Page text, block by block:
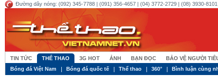
Đường dây nóng: (092) 345-7788 | (091) 356-4657 | (04) 3772-2729 | (08) 3930-
TIN TỨC THỂ THAO 3G HOT ẢNH BẠN ĐỌC
BẢO VỆ NGƯỜI
Bóng đá Việt Nam
Bóng đá quốc tế Thể thao 360° Bình luận cùng